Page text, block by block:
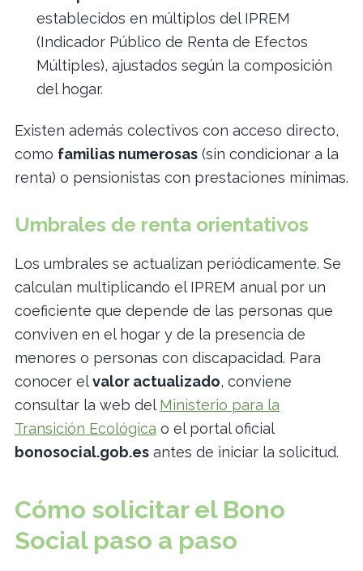
establecidos en múltiplos del IPREM
(Indicador Público de Renta de Efectos
Múltiples), ajustados según la composición
del hogar.
Existen además colectivos con acceso directo,
como familias numerosas (sin condicionar a la
renta) o pensionistas con prestaciones mínimas.
Umbrales de renta orientativos
Los umbrales se actualizan periódicamente. Se
calculan multiplicando el IPREM anual por un
coeficiente que depende de las personas que
conviven en el hogar y de la presencia de
menores o personas con discapacidad. Para
conocer elvalor actualizado, conviene
consultar la web del Ministerio para la
Transición Ecológica o el portal oficial
bonosocial.gob.es antes de iniciar la solicitud.
Cómo solicitar el Bono
Social paso a paso